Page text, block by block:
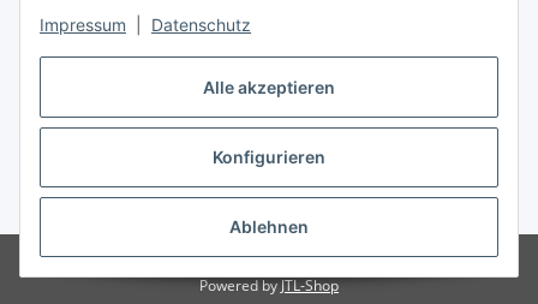
Alle akzeptieren
Konfigurieren
Ablehnen
Impressum Datenschutz
Gesetzliche Informationen
Vertrag widerrufen
* Alle Preise inkl. gesetzlicher USt., zzgl.Versand
© 2023 Schlauchverkauf.de Besucherzähler: 950362
Powered byJTL-Shop